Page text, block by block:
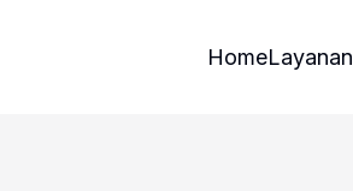
HomeLayanan